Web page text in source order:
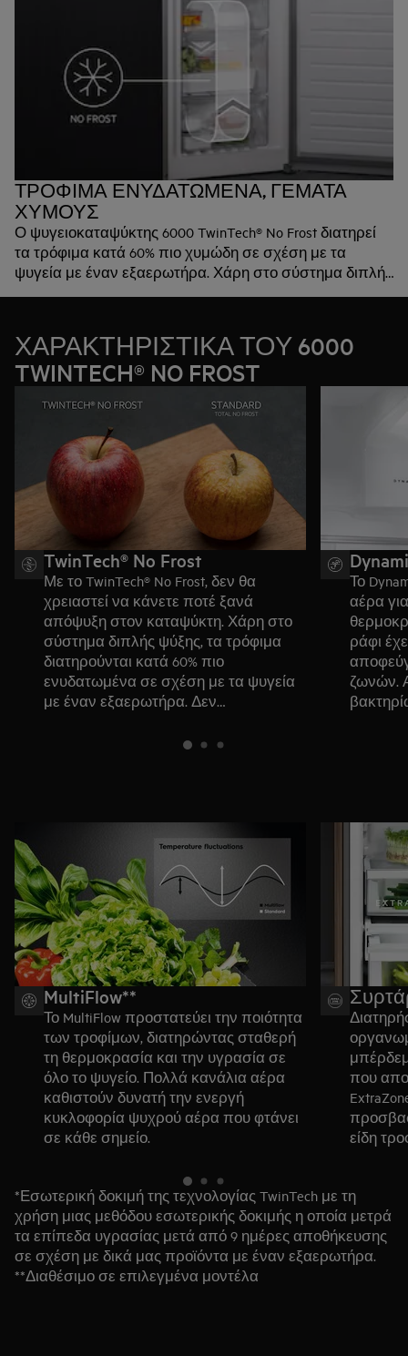
ΤΡΟΦΙΜΑ ΕΝΥΔΑΤΩΜΕΝΑ, ΓΕΜΑΤΑ
ΧΥΜΟΥΣ
Ο ψυγειοκαταψύκτης 6000 TwinTech® No Frost διατηρεί
τα τρόφιμα κατά 60% πιο χυμώδη σε σχέση με τα
ψυγεία με έναν εξαερωτήρα. Χάρη στο σύστημα διπλής
ΧΑΡΑΚΤΗΡΙΣΤΙΚΑ ΤΟΥ 6000
TWINTECH® NO FROST
TwinTech® No Frost
Με το TwinTech® No Frost, δεν θα
χρειαστεί να κάνετε ποτέ ξανά
απόψυξη στον καταψύκτη. Χάρη στο
σύστημα διπλής ψύξης, τα τρόφιμα
διατηρούνται κατά 60% πιο
ενυδατωμένα σε σχέση με τα ψυγεία
με έναν εξαερωτήρα. Δεν
καταψύκτη, έτσι διατηρείται η ιδανική
Το
αέρα
ράφι
ζωνών.
MultiFlow**
Το MultiFlow προστατεύει την ποιότητα
των τροφίμων, διατηρώντας σταθερή
τη θερμοκρασία και την υγρασία σε
όλο το ψυγείο. Πολλά κανάλια αέρα
καθιστούν δυνατή την ενεργή
κυκλοφορία ψυχρού αέρα που φτάνει
σε κάθε σημείο.
που
είδη
*Εσωτερική δοκιμή της τεχνολογίας TwinTech με τη
χρήση μιας μεθόδου εσωτερικής δοκιμής η οποία μετρά
τα επίπεδα υγρασίας μετά από 9 ημέρες αποθήκευσης
σε σχέση με δικά μας προϊόντα με έναν εξαερωτήρα.
**Διαθέσιμο σε επιλεγμένα μοντέλα